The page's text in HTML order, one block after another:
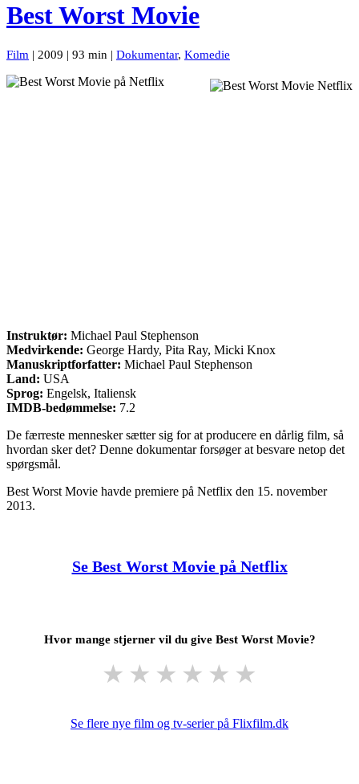
Best Worst Movie
Film | 2009 | 93 min | Dokumentar, Komedie
Instruktør: Michael Paul Stephenson
Medvirkende: George Hardy, Pita Ray, Micki Knox
Manuskriptforfatter: Michael Paul Stephenson
Land: USA
Sprog: Engelsk, Italiensk
IMDB-bedømmelse: 7.2
De færreste mennesker sætter sig for at producere en dårlig film, så
hvordan sker det? Denne dokumentar forsøger at besvare netop det
spørgsmål.
Best Worst Movie havde premiere på Netflix den 15. november
2013.
Se Best Worst Movie på Netflix
Hvor mange stjerner vil du give Best Worst Movie?
★ ★ ★ ★ ★ ★
Se flere nye film og tv-serier på Flixfilm.dk